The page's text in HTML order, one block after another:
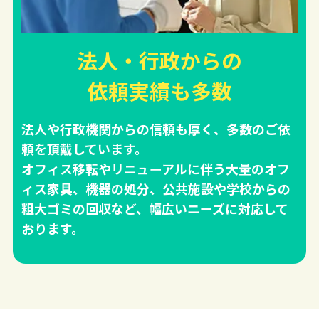
法人・行政からの
依頼実績も多数
法人や行政機関からの信頼も厚く、多数のご依
頼を頂戴しています。
オフィス移転やリニューアルに伴う大量のオフ
ィス家具、機器の処分、公共施設や学校からの
粗大ゴミの回収など、幅広いニーズに対応して
おります。